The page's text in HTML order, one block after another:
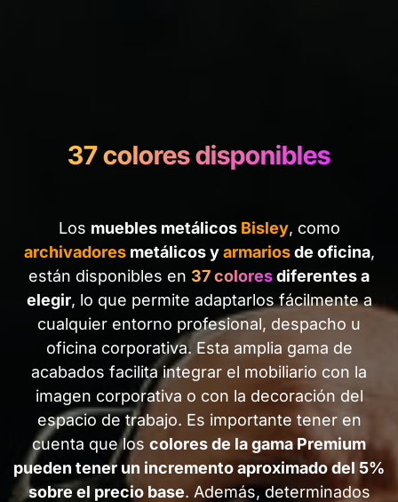
37 colores disponibles
Los muebles metálicos Bisley, como
archivadores metálicos yarmariosde oficina,
están disponibles en 37 coloresdiferentes a
elegir, lo que permite adaptarlos fácilmente a
cualquier entorno profesional, despacho u
oficina corporativa. Esta amplia gama de
acabados facilita integrar el mobiliario con la
imagen corporativa o con la decoración del
espacio de trabajo. Es importante tener en
cuenta que los colores de la gama Premium
pueden tener un incremento aproximado del 5%
sobre el precio base. Además, determinados